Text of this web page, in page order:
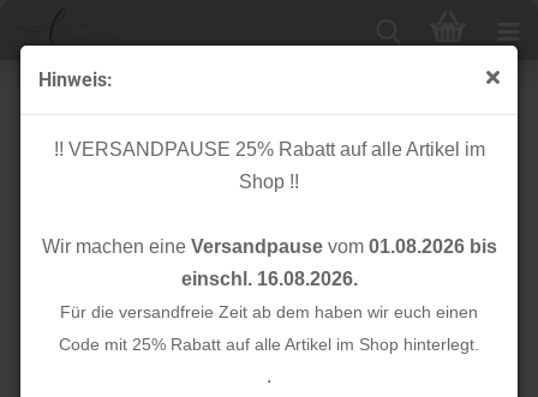
Hinweis:
!! VERSANDPAUSE 25% Rabatt auf alle Artikel im
Shop !!
Wir machen eine Versandpausevom 01.08.2026 bis
einschl. 16.08.2026.
Für die versandfreie Zeit ab dem haben wir euch einen
Code mit 25% Rabatt auf alle Artikel im Shop hinterlegt.
.
Ripsband - Brixton - blau rot - 25mm - Wunderpop -
Lillestoff